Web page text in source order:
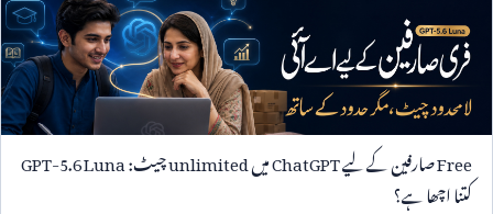
Freeصارفین کے لیےChatGPTمیںunlimitedچیٹ:GPT-5.6 Luna
کتنا اچھا ہے؟